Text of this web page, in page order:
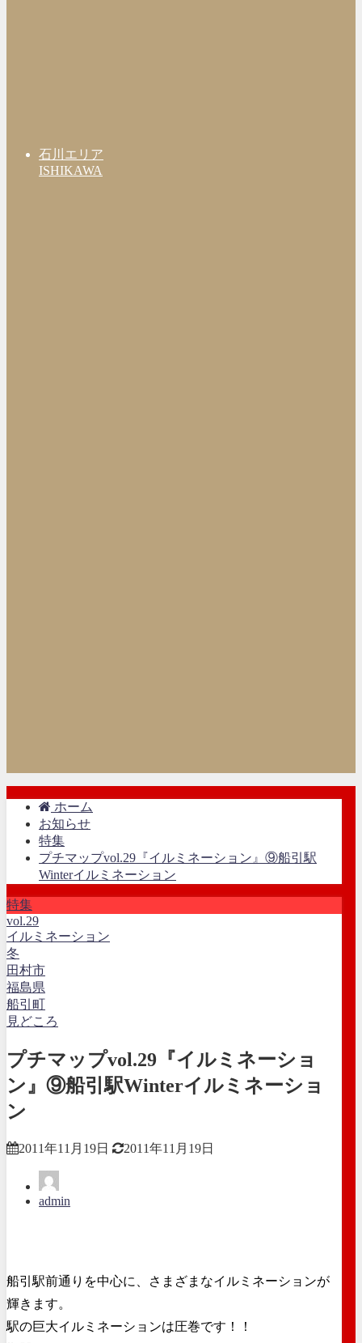
石川エリア
ISHIKAWA
ホーム
お知らせ
特集
プチマップvol.29『イルミネーション』⑨船引駅
Winterイルミネーション
特集
vol.29
イルミネーション
冬
田村市
福島県
船引町
見どころ
プチマップvol.29『イルミネーショ
ン』⑨船引駅Winterイルミネーショ
ン
2011年11月19日 2011年11月19日
admin
船引駅前通りを中心に、さまざまなイルミネーションが
輝きます。
駅の巨大イルミネーションは圧巻です！！